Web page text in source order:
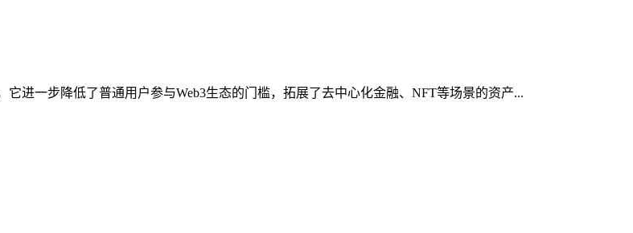
进一步降低了普通用户参与Web3生态的门槛，拓展了去中心化金融、NFT等场景的资产...